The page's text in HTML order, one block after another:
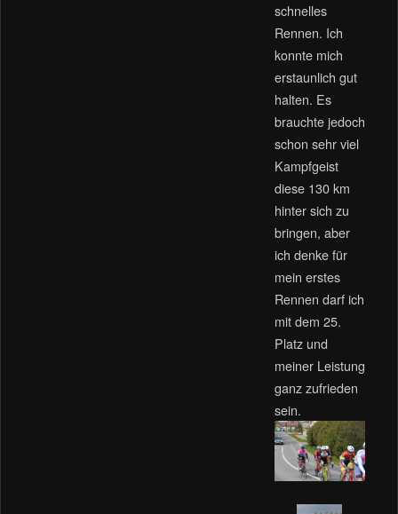
schnelles
Rennen. Ich
konnte mich
erstaunlich gut
halten. Es
brauchte jedoch
schon sehr viel
Kampfgeist
diese 130 km
hinter sich zu
bringen, aber
ich denke für
mein erstes
Rennen darf ich
mit dem 25.
Platz und
meiner Leistung
ganz zufrieden
sein.